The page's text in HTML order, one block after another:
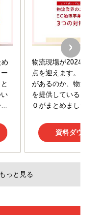
P&G・グリコで学んだ失敗
をもっと見る
に１億貯めた株式投資
る ルールのデザイン
をもっと見る
「沈黙の組織」から「高め合う
をもっと見る